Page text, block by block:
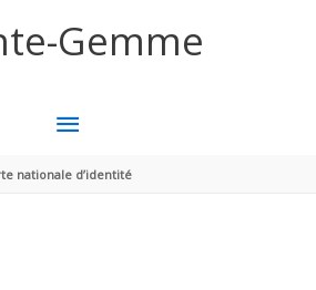
Gemme
MENU
PRINCIPAL
nationale d’identité